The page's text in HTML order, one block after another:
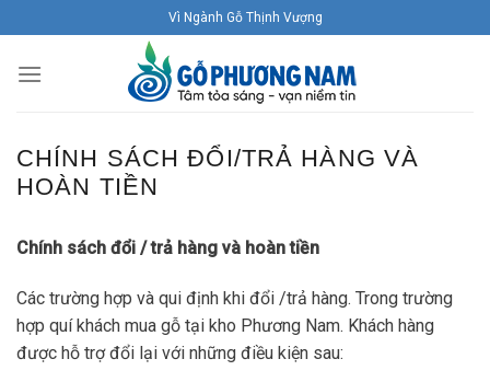
to
content
Vì Ngành Gỗ Thịnh Vượng
CHÍNH SÁCH ĐỔI/TRẢ HÀNG VÀ
HOÀN TIỀN
Chính sách đổi / trả hàng và hoàn tiền
Các trường hợp và qui định khi đổi /trả hàng. Trong trường
hợp quí khách mua gỗ tại kho Phương Nam. Khách hàng
được hỗ trợ đổi lại với những điều kiện sau: